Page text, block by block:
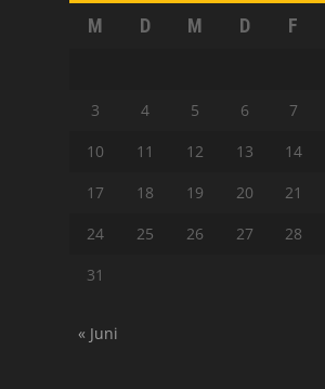
M D M D F
3
4 5 6 7
10
11 12 13 14
17
18 19 20 21
24
25 26 27 28
31
« Juni